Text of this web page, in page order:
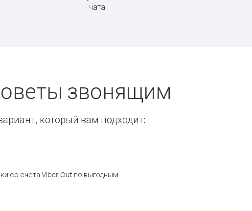
чата
звонящим
который вам подходит:
со счёта Viber Out по выгодным